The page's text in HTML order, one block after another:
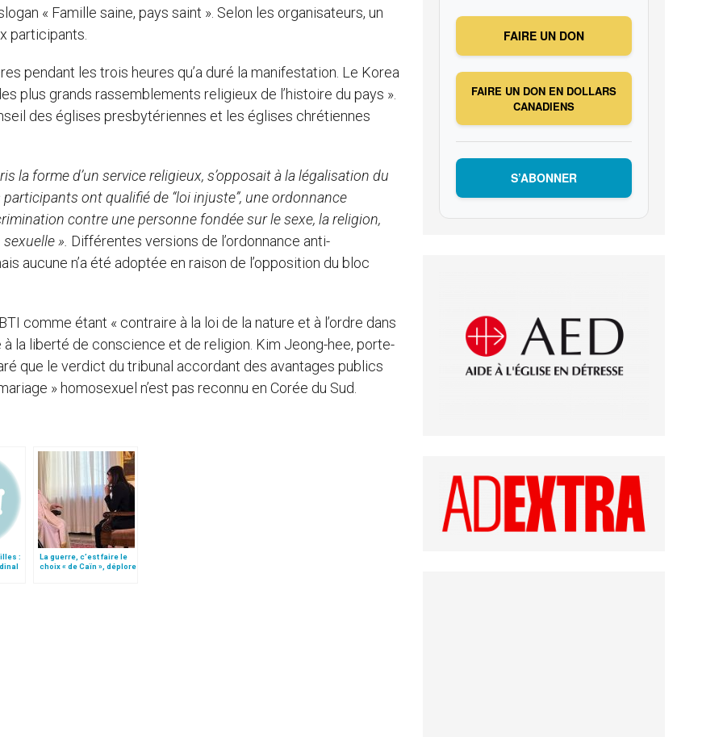
« Famille saine, pays saint ». Selon les organisateurs, un
participants.
pendant les trois heures qu’a duré la manifestation. Le Korea
plus grands rassemblements religieux de l’histoire du pays ».
des églises presbytériennes et les églises chrétiennes
la forme d’un service religieux, s’opposait à la légalisation du
ont qualifié de “loi injuste”, une ordonnance
contre une personne fondée sur le sexe, la religion,
». Différentes versions de l’ordonnance anti-
aucune n’a été adoptée en raison de l’opposition du bloc
comme étant « contraire à la loi de la nature et à l’ordre dans
à la liberté de conscience et de religion. Kim Jeong-hee, porte-
que le verdict du tribunal accordant des avantages publics
» homosexuel n’est pas reconnu en Corée du Sud.
:
La guerre, c’est faire le
choix « de Caïn », déplore
FAIRE UN DON
FAIRE UN DON EN DOLLARS
CANADIENS
S’ABONNER